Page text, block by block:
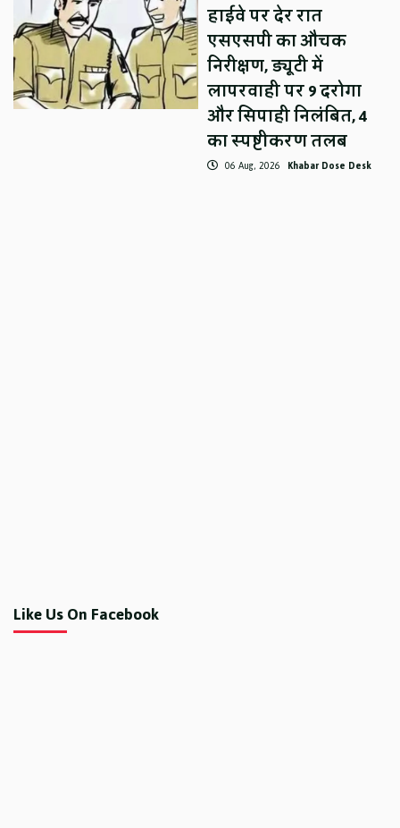
हाईवे पर देर रात
एसएसपी का औचक
निरीक्षण, ड्यूटी में
लापरवाही पर 9 दरोगा
और सिपाही निलंबित, 4
का स्पष्टीकरण तलब
06 Aug, 2026 Khabar Dose Desk
Like Us On Facebook